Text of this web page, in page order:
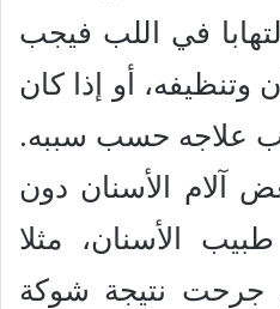
في اللب فيجب
وتنظيفه، أو إذا كان
علاجه حسب سببه.
آلام الأسنان دون
الأسنان، مثلا
جرحت نتيجة شوكة